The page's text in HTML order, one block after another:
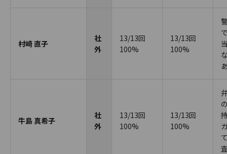
村崎 直子
社
外
13/13回
100%
13/13回
100%
牛島 真希子
社
外
13/13回
100%
13/13回
100%